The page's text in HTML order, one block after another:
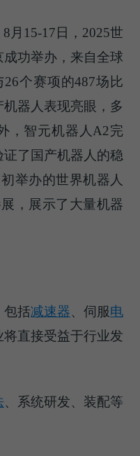
月15-17日，2025世
功举办，来自全球
个赛项的487场比
器人表现亮眼，多
，智元机器人A2完
了国产机器人的稳
举办的世界机器人
，展示了大量机器
包括减速器、伺服电
直接受益于行业发
、系统研发、装配等